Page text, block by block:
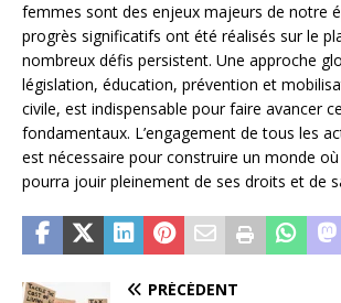
femmes sont des enjeux majeurs de notre
progrès significatifs ont été réalisés sur le
nombreux défis persistent. Une approche
législation, éducation, prévention et
civile, est indispensable pour faire avancer
fondamentaux. L’engagement de tous les
est nécessaire pour construire un monde
pourra jouir pleinement de ses droits et de
PRÉCÉDENT